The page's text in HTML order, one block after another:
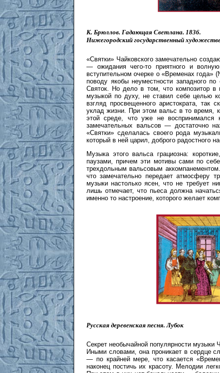
К. Брюллов. Гадающая Светлана. 1836.
Нижегородский государственный
«Святки» Чайковского замечательно
— ожидания чего-то приятного и
вступительном очерке о «Временах
поводу якобы неуместности западного
Святок. Но дело в том, что композитор в
музыкой по духу, не ставил себе целью
взгляд просвещенного аристократа, так
уклад жизни. При этом вальс в то время,
этой среде, что уже не воспринимался
замечательных вальсов — достаточно
«Святки» сделалась своего рода
который в ней царил, доброго радостного
Музыка этого вальса грациозна:
паузами, причем эти мотивы сами по
трехдольным вальсовым
что замечательно передает атмосферу
музыки настолько ясен, что не требует
лишь отмечает, что пьеса должна
именно то настроение, которого желает
Русская деревенская песня.Лубок
Секрет необычайной популярности музыки
Иными словами, она проникает в сердце
— по крайней мере, что касается
наконец постичь их красоту. Мелодии